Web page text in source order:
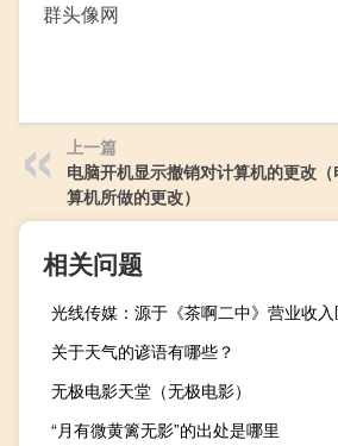
群头像网
上一篇
电脑开机显示撤销对计算机的更改
算机所做的更改）
相关问题
光线传媒：源于《茶啊二中》营业收
关于天气的谚语有哪些？
无极电影天堂（无极电影）
“月有微黄篱无影”的出处是哪里